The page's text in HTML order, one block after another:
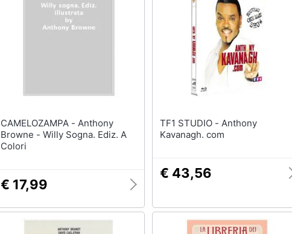
CAMELOZAMPA - Anthony
Browne - Willy Sogna. Ediz. A
Colori
€ 17,99
TF1 STUDIO - Anthony
Kavanagh. com
€ 43,56